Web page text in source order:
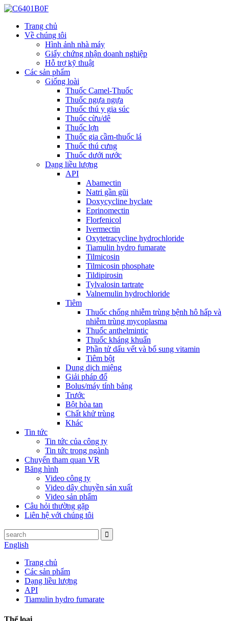
Trang chủ
Về chúng tôi
Hình ảnh nhà máy
Giấy chứng nhận doanh nghiệp
Hỗ trợ kỹ thuật
Các sản phẩm
Giống loài
Thuốc Camel-Thuốc
Thuốc ngựa ngựa
Thuốc thú y gia súc
Thuốc cừu/dê
Thuốc lợn
Thuốc gia cầm-thuốc lá
Thuốc thú cưng
Thuốc dưới nước
Dạng liều lượng
API
Abamectin
Natri gần gũi
Doxycycline hyclate
Eprinomectin
Florfenicol
Ivermectin
Oxytetracycline hydrochloride
Tiamulin hydro fumarate
Tilmicosin
Tilmicosin phosphate
Tildipirosin
Tylvalosin tartrate
Valnemulin hydrochloride
Tiêm
Thuốc chống nhiễm trùng bệnh hô hấp và
nhiễm trùng mycoplasma
Thuốc anthelmintic
Thuốc kháng khuẩn
Phần tử dấu vết và bổ sung vitamin
Tiêm bột
Dung dịch miệng
Giải pháp đổ
Bolus/máy tính bảng
Trước
Bột hòa tan
Chất khử trùng
Khác
Tin tức
Tin tức của công ty
Tin tức trong ngành
Chuyến tham quan VR
Băng hình
Video công ty
Video dây chuyền sản xuất
Video sản phẩm
Câu hỏi thường gặp
Liên hệ với chúng tôi
English
Trang chủ
Các sản phẩm
Dạng liều lượng
API
Tiamulin hydro fumarate